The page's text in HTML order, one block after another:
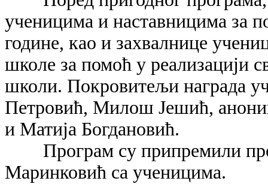
ученицима и наставницима за
године, као и захвалнице
школе за помоћ у реализацији
школи. Покровитељи награда
Петровић, Милош Јешић,
и Матија Богдановић.
Програм су припремили
Маринковић са ученицима.